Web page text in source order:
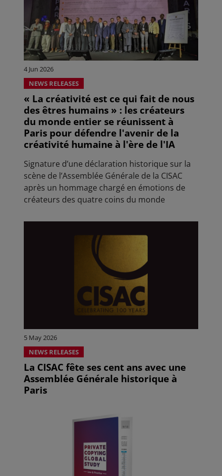
4 Jun 2026
NEWS RELEASES
« La créativité est ce qui fait de nous
des êtres humains » : les créateurs
du monde entier se réunissent à
Paris pour défendre l'avenir de la
créativité humaine à l'ère de l'IA
Signature d’une déclaration historique sur la
scène de l’Assemblée Générale de la CISAC
après un hommage chargé en émotions de
créateurs des quatre coins du monde
5 May 2026
NEWS RELEASES
La CISAC fête ses cent ans avec une
Assemblée Générale historique à
Paris